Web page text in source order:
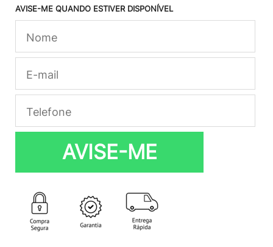
AVISE-ME QUANDO ESTIVER DISPONÍVEL
AVISE-ME